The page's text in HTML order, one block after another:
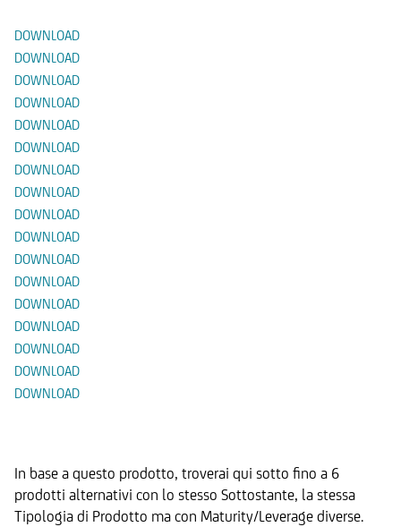
DOWNLOAD
DOWNLOAD
DOWNLOAD
DOWNLOAD
DOWNLOAD
DOWNLOAD
DOWNLOAD
DOWNLOAD
DOWNLOAD
DOWNLOAD
DOWNLOAD
DOWNLOAD
DOWNLOAD
DOWNLOAD
DOWNLOAD
DOWNLOAD
DOWNLOAD
In base a questo prodotto, troverai qui sotto fino a 6
prodotti alternativi con lo stesso Sottostante, la stessa
Tipologia di Prodotto ma con Maturity/Leverage diverse.